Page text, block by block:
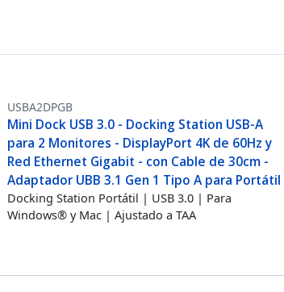
USBA2DPGB
Mini Dock USB 3.0 - Docking Station USB-A
para 2 Monitores - DisplayPort 4K de 60Hz y
Red Ethernet Gigabit - con Cable de 30cm -
Adaptador UBB 3.1 Gen 1 Tipo A para Portátil
Docking Station Portátil | USB 3.0 | Para
Windows® y Mac | Ajustado a TAA